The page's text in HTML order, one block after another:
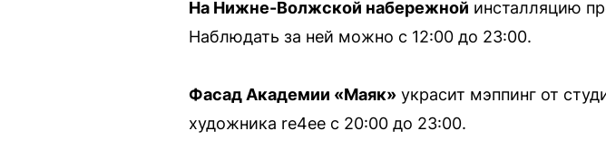
На Нижне-Волжской набережной инсталляцию
Наблюдать за ней можно с 12:00 до 23:00.
Фасад Академии «Маяк» украсит мэппинг от
художника re4ee с 20:00 до 23:00.